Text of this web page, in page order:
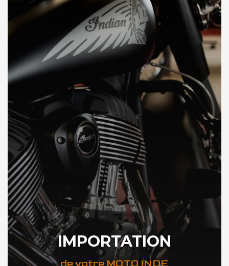
DÉCOUVREZ VOTRE INSPECTION MOTO INDE
IMPORTATION